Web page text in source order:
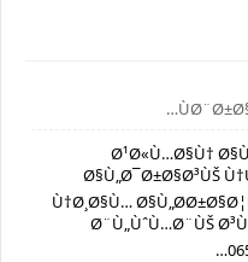
Ø¹Ø«Ù…Ø§Ù†
Ø§Ù„Ø¯Ø±Ø§Ø³ÙŠ
Ù†Ø¸Ø§Ù…
Ø¨Ù„ÙˆÙ…Ø¨ÙŠ